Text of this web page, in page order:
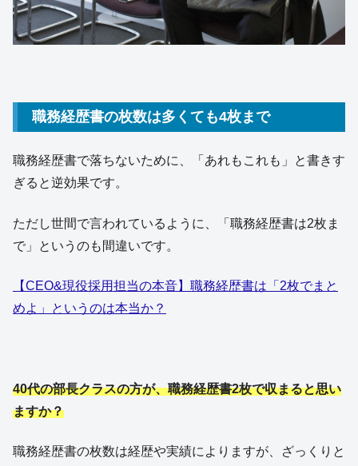
職務経歴書の枚数は多くても4枚まで
職務経歴書で落ちないために、「あれもこれも」と書きす
ぎると逆効果です。
ただし世間で言われているように、「職務経歴書は2枚ま
で」というのも間違いです。
【CEO&現役採用担当の本音】職務経歴書は「2枚でまと
めよ」というのは本当か？
40代の部長クラスの方が、職務経歴書2枚で収まると思い
ますか？
職務経歴書の枚数は経歴や実績によりますが、ざっくりと